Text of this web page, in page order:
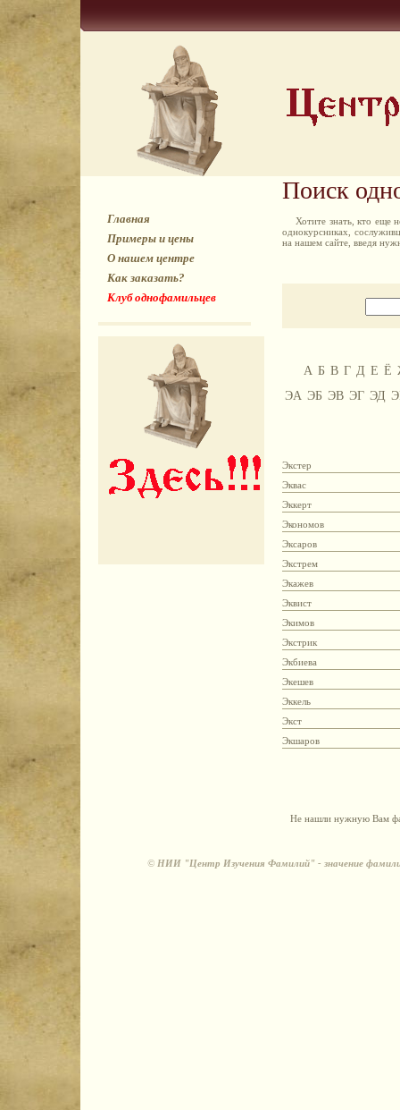
Главная
Примеры и цены
О нашем центре
Как заказать?
Клуб однофамильцев
Поиск
Хотите знать, кто еще
однокурсниках,
на нашем сайте, введя
А Б В Г Д Е Ё
ЭА ЭБ ЭВ ЭГ ЭД
Экстер
Эквас
Эккерт
Экономов
Эксаров
Экстрем
Экажев
Эквист
Экимов
Экстрик
Экбиева
Экешев
Эккель
Экст
Экшаров
Не нашли нужную Вам
© НИИ "Центр Изучения Фамилий" - значение